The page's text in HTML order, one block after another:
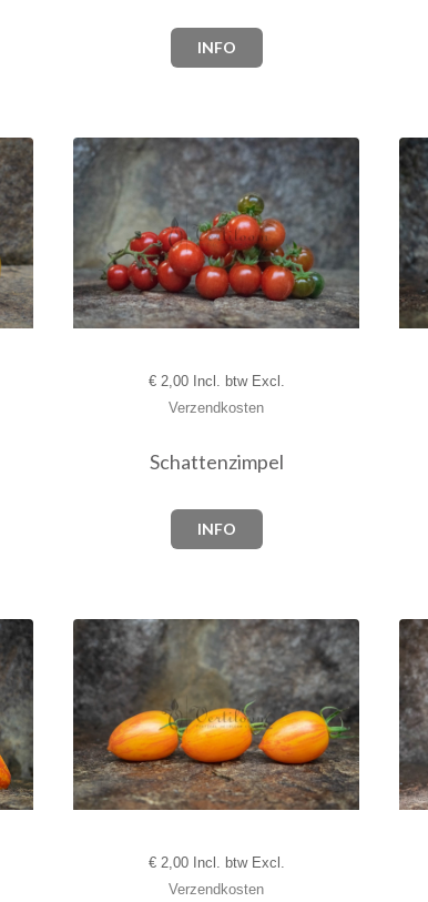
INFO
€2,00 Incl. btw Excl.
Verzendkosten
Schattenzimpel
INFO
€2,00 Incl. btw Excl.
Verzendkosten